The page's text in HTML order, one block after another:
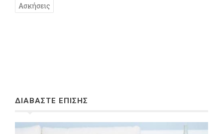
Ασκήσεις
ΔΙΑΒΑΣΤΕ ΕΠΙΣΗΣ